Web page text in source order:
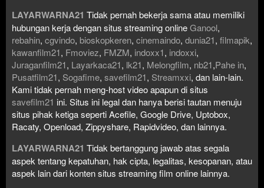
LAYARWARNA21 Tidak pernah bekerja sama atau memiliki
hubungan kerja dengan situs streaming onlineGanool,
rebahin, cgvindo, bioskopkeren, cinemaindo, dunia21, filmapik,
kawanfilm21, Fmoviez, FMZM, indoxx1, indoxxi,
Juraganfilm21, Layarkaca21, lk21, Melongfilm, nb21,Pahe in,
Pusatfilm21, Sogafime, savefilm21, Streamxxi, dan lain-lain.
Kami tidak pernah meng-host video apapun di situs
savefilm21 ini. Situs ini legal dan hanya berisi tautan menuju
situs pihak ketiga seperti Acefile, Google Drive, Uptobox,
Racaty, Openload, Zippyshare, Rapidvideo, dan lainnya.
LAYARWARNA21 Tidak bertanggung jawab atas segala
aspek tentang kepatuhan, hak cipta, legalitas, kesopanan, atau
aspek lain dari konten situs streaming film online lainnya.